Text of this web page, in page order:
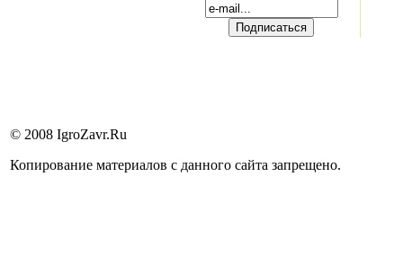
© 2008 IgroZavr.Ru
Копирование материалов с данного сайта запрещено.